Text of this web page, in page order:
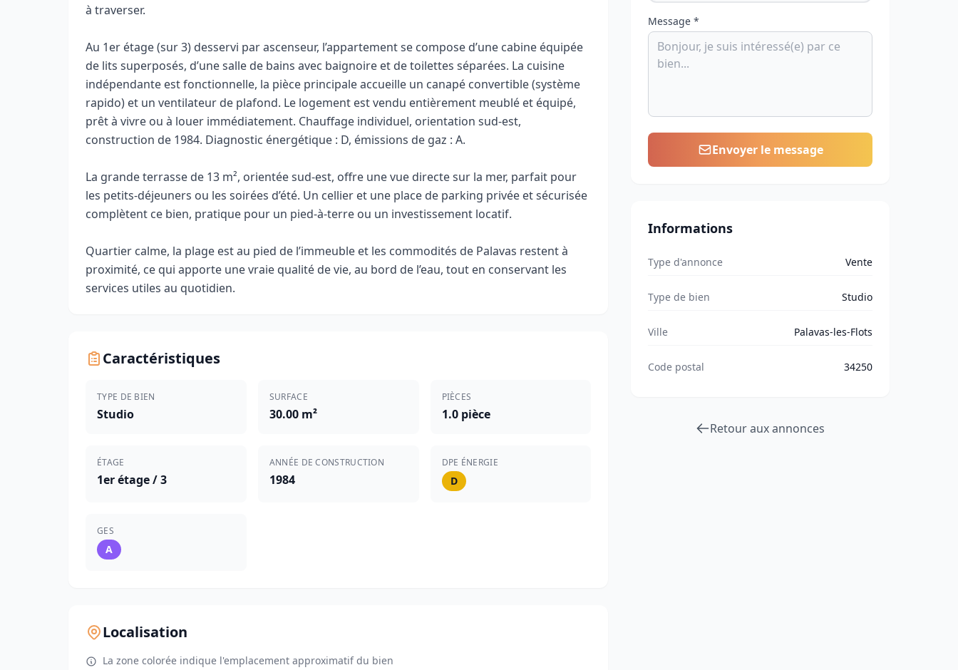
à traverser.
Au 1er étage (sur 3) desservi par ascenseur, l’appartement se compose d’une cabine équipée
de lits superposés, d’une salle de bains avec baignoire et de toilettes séparées. La cuisine
indépendante est fonctionnelle, la pièce principale accueille un canapé convertible (système
rapido) et un ventilateur de plafond. Le logement est vendu entièrement meublé et équipé,
prêt à vivre ou à louer immédiatement. Chauffage individuel, orientation sud-est,
construction de 1984. Diagnostic énergétique : D, émissions de gaz : A.
La grande terrasse de 13 m², orientée sud-est, offre une vue directe sur la mer, parfait pour
les petits-déjeuners ou les soirées d’été. Un cellier et une place de parking privée et sécurisée
complètent ce bien, pratique pour un pied-à-terre ou un investissement locatif.
Quartier calme, la plage est au pied de l’immeuble et les commodités de Palavas restent à
proximité, ce qui apporte une vraie qualité de vie, au bord de l’eau, tout en conservant les
services utiles au quotidien.
Caractéristiques
TYPE DE BIEN
Studio
SURFACE
30.00 m²
PIÈCES
1.0 pièce
ÉTAGE
1er étage / 3
ANNÉE DE CONSTRUCTION
1984
DPE ÉNERGIE
D
GES
A
Localisation
La zone colorée indique l'emplacement approximatif du bien
Message *
Envoyer le message
Informations
Type d'annonce Vente
Type de bien Studio
Ville Palavas-les-Flots
Code postal 34250
Retour aux annonces